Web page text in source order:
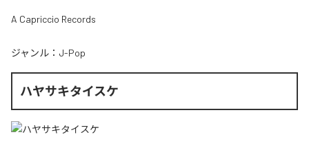
A Capriccio Records
ジャンル： J-Pop
ハヤサキタイスケ